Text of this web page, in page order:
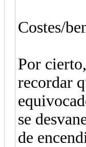
Costes/
Por
recordar
se
de